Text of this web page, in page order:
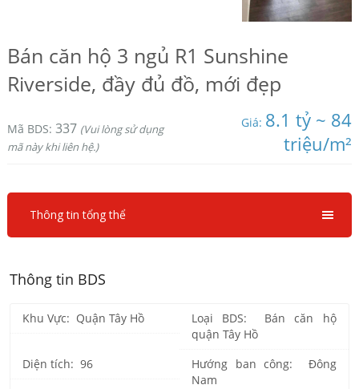
Bán căn hộ 3 ngủ R1 Sunshine
Riverside, đầy đủ đồ, mới đẹp
Mã BDS: 337 (Vui lòng sử dụng
mã này khi liên hệ.)
Giá: 8.1 tỷ ~ 84
triệu/m²
Thông tin tổng thể
Thông tin BDS
Khu Vực: Quận Tây Hồ
Loại BDS: Bán căn hộ
quận Tây Hồ
Diện tích: 96
Hướng ban công: Đông
Nam